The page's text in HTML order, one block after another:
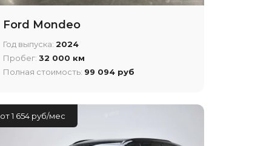
Ford Mondeo
Год выпуска:2024
Пробег:32 000 км
Полная стоимость: 99 094 руб
от 1 654 руб/мес